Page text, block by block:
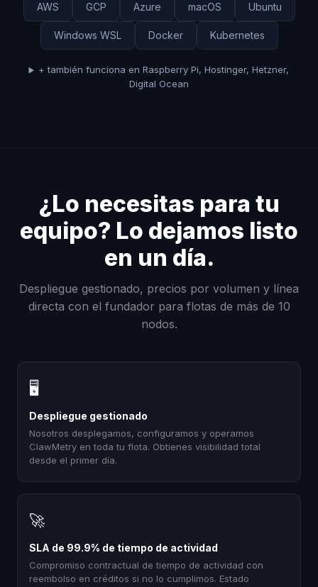
AWS GCP Azure macOS Ubuntu
Windows WSL Docker Kubernetes
+ también funciona en Raspberry Pi, Hostinger, Hetzner,
Digital Ocean
¿Lo necesitas para tu
equipo? Lo dejamos listo
en un día.
Despliegue gestionado, precios por volumen y línea
directa con el fundador para flotas de más de 10
nodos.
🖥
Despliegue gestionado
Nosotros desplegamos, configuramos y operamos
ClawMetry en toda tu flota. Obtienes visibilidad total
desde el primer día.
🚀
SLA de 99.9% de tiempo de actividad
Compromiso contractual de tiempo de actividad con
reembolso en créditos si no lo cumplimos. Estado